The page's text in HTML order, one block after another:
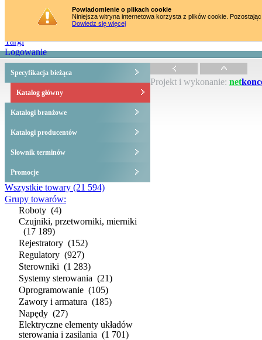
Strona główna
Katalog towarów
Targi
Logowanie
Specyfikacja bieżąca
Katalog główny
Katalogi branżowe
Katalogi producentów
Słownik terminów
Promocje
Wszystkie towary (21 594)
Grupy towarów:
Roboty (4)
Czujniki, przetworniki, mierniki
(17 189)
Rejestratory (152)
Regulatory (927)
Sterowniki (1 283)
Systemy sterowania (21)
Oprogramowanie (105)
Zawory i armatura (185)
Napędy (27)
Elektryczne elementy układów
sterowania i zasilania (1 701)
Projekt i wykonanie: net
Powiadomienie o plikach cookie
Niniejsza witryna internetowa korzysta z plików cookie.
Dowiedz się więcej